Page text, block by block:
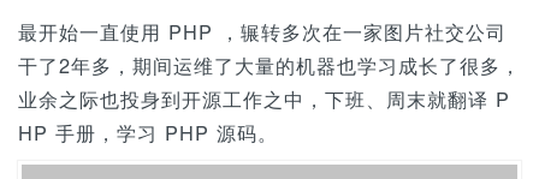
最开始一直使用 PHP ，辗转多次在一家图片社交公司
干了2年多，期间运维了大量的机器也学习成长了很多，
业余之际也投身到开源工作之中，下班、周末就翻译 P
HP 手册，学习 PHP 源码。